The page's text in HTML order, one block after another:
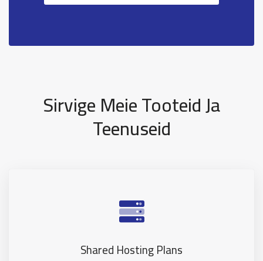
Sirvige Meie Tooteid Ja
Teenuseid
Shared Hosting Plans